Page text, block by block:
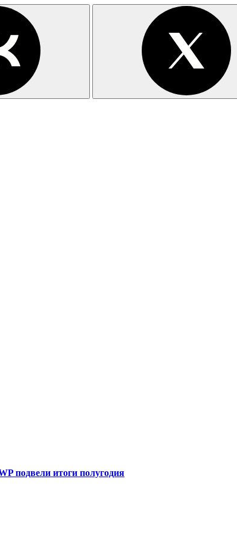
подвели итоги полугодия